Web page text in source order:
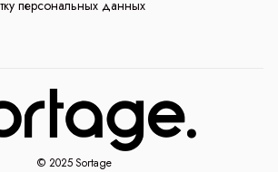
персональных данных
© 2025 Sortage